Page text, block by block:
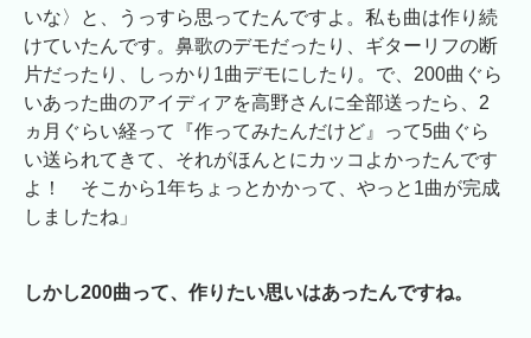
いな〉と、うっすら思ってたんですよ。私も曲は作り続
けていたんです。鼻歌のデモだったり、ギターリフの断
片だったり、しっかり1曲デモにしたり。で、200曲ぐら
いあった曲のアイディアを高野さんに全部送ったら、2
ヵ月ぐらい経って『作ってみたんだけど』って5曲ぐら
い送られてきて、それがほんとにカッコよかったんです
よ！ そこから1年ちょっとかかって、やっと1曲が完成
しましたね」
しかし200曲って、作りたい思いはあったんですね。